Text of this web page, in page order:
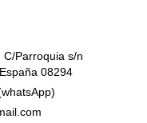
C/Parroquia s/n
08294